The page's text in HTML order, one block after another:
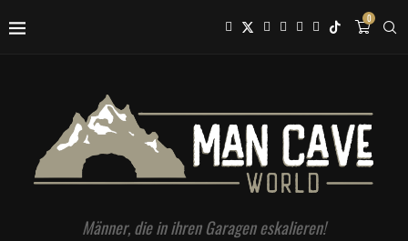
0
Männer, die in ihren Garagen eskalieren!